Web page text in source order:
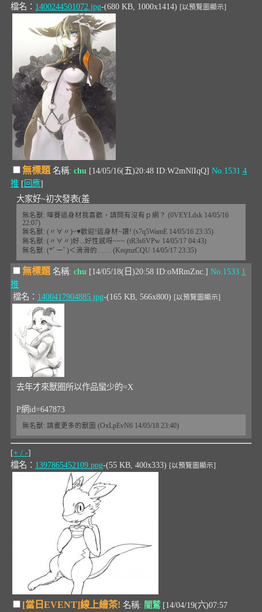
檔名： 1400244501072.jpg-(680 KB, 1000x1414) [以預覽圖顯示]
無標題 名稱: chu [14/05/16(五)20:48 ID:W2mNlIqQ] No.1531 4
推 [ 回應]
大家好~初次發表(羞
無名獸: 嘩賽這身材我喜歡，請問有沒有ｐ網？ (0VEYLdsk 14/05/16
22:07)
無名獸: (〃∀〃)~♥歡迎!這身材~讚! (s7q5WamE 14/05/16 23:35)
無名獸: (〃∀〃)好...好性感呀~~~ (tR3s6VPw 14/05/17 04:43)
無名獸: (*ﾟーﾟ)＜滑滑的…… (KeqmzCQU 14/05/17 23:35)
無標題 名稱: chu [14/05/18(日)20:58 ID:oMRmZnc.] No.1533 1
推
檔名： 1400417904885.jpg-(165 KB, 566x800) [以預覽圖顯示]
去年才來獸圈所以作品蠻少的=X
P網id=647873
無名獸: 請畫更多的獸圖 (OxLpEvN6 14/05/18 23:40)
[+ / -]
檔名： 1397865452109.png-(55 KB, 400x333) [以預覽圖顯示]
[當日EVENT]線上繪茶! 名稱: 闇鷲[14/04/19(六)07:57